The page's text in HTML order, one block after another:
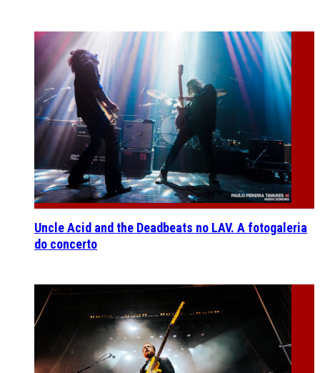
Uncle Acid and the Deadbeats no LAV. A fotogaleria
do concerto